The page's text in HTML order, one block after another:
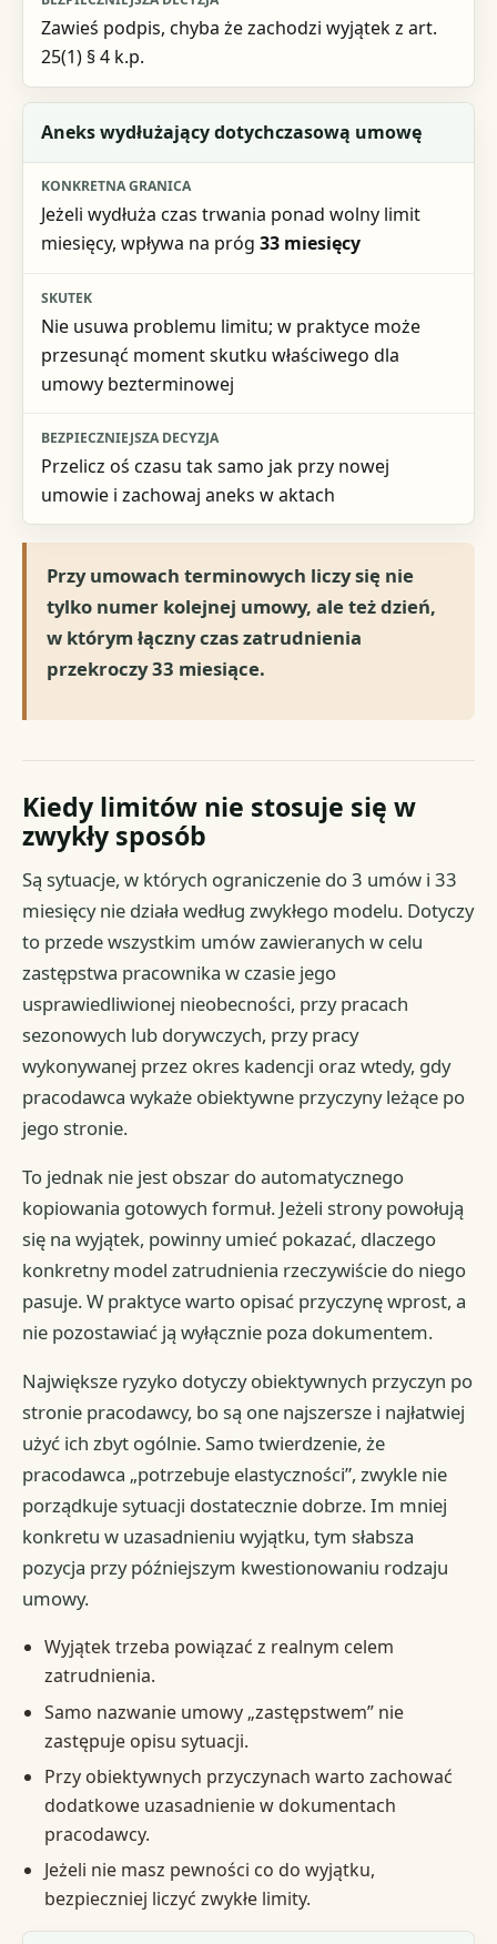
Zawieś podpis, chyba że zachodzi wyjątek z art.
25(1) § 4 k.p.
Aneks wydłużający dotychczasową umowę
Jeżeli wydłuża czas trwania ponad wolny limit
miesięcy, wpływa na próg 33 miesięcy
Nie usuwa problemu limitu; w praktyce może
przesunąć moment skutku właściwego dla
umowy bezterminowej
Przelicz oś czasu tak samo jak przy nowej
umowie i zachowaj aneks w aktach
Przy umowach terminowych liczy się nie
tylko numer kolejnej umowy, ale też dzień,
w którym łączny czas zatrudnienia
przekroczy 33 miesiące.
Kiedy limitów nie stosuje się w
zwykły sposób
Są sytuacje, w których ograniczenie do 3 umów i 33
miesięcy nie działa według zwykłego modelu. Dotyczy
to przede wszystkim umów zawieranych w celu
zastępstwa pracownika w czasie jego
usprawiedliwionej nieobecności, przy pracach
sezonowych lub dorywczych, przy pracy
wykonywanej przez okres kadencji oraz wtedy, gdy
pracodawca wykaże obiektywne przyczyny leżące po
jego stronie.
To jednak nie jest obszar do automatycznego
kopiowania gotowych formuł. Jeżeli strony powołują
się na wyjątek, powinny umieć pokazać, dlaczego
konkretny model zatrudnienia rzeczywiście do niego
pasuje. W praktyce warto opisać przyczynę wprost, a
nie pozostawiać ją wyłącznie poza dokumentem.
Największe ryzyko dotyczy obiektywnych przyczyn po
stronie pracodawcy, bo są one najszersze i najłatwiej
użyć ich zbyt ogólnie. Samo twierdzenie, że
pracodawca „potrzebuje elastyczności”, zwykle nie
porządkuje sytuacji dostatecznie dobrze. Im mniej
konkretu w uzasadnieniu wyjątku, tym słabsza
pozycja przy późniejszym kwestionowaniu rodzaju
umowy.
Wyjątek trzeba powiązać z realnym celem
zatrudnienia.
Samo nazwanie umowy „zastępstwem” nie
zastępuje opisu sytuacji.
Przy obiektywnych przyczynach warto zachować
dodatkowe uzasadnienie w dokumentach
pracodawcy.
Jeżeli nie masz pewności co do wyjątku,
bezpieczniej liczyć zwykłe limity.